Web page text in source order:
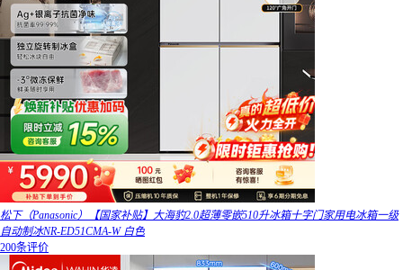
松下（Panasonic）【国家补贴】大海豹2.0超薄零嵌510升冰箱十字门家用电冰箱一级
自动制冰NR-ED51CMA-W 白色
200条评价